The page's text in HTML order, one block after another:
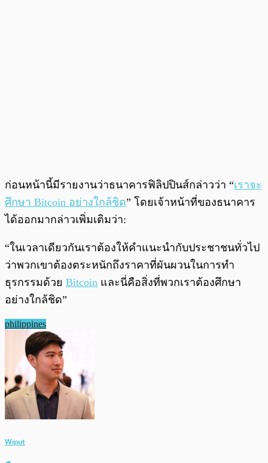
ก่อนหน้านี้มีรายงานว่าธนาคารฟิลิปปินส์กล่าวว่า “เราจะ
ศึกษา Bitcoin อย่างใกล้ชิด” โดยเจ้าหน้าที่ของธนาคาร
ได้ออกมากล่าวเพิ่มเติมว่า:
“ในเวลาเดียวกันเราต้องให้คำแนะนำกับประชาชนทั่วไป
ว่าพวกเขาต้องตระหนักถึงราคาที่ผันผวนในการทำ
ธุรกรรมด้วย Bitcoin และนี่คือสิ่งที่พวกเราต้องศึกษา
อย่างใกล้ชิด”
philippines
Wiput